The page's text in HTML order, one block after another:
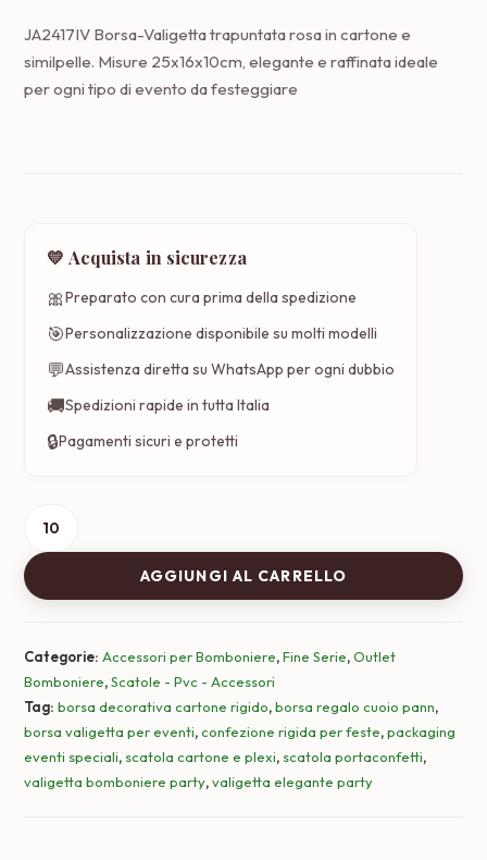
12,90 €.
6,00 €.
JA2417IV Borsa-Valigetta trapuntata rosa in cartone e
similpelle. Misure 25x16x10cm, elegante e raffinata ideale
per ogni tipo di evento da festeggiare
💛 Acquista in sicurezza
🎀Preparato con cura prima della spedizione
🎯Personalizzazione disponibile su molti modelli
💬Assistenza diretta su WhatsApp per ogni dubbio
🚚Spedizioni rapide in tutta Italia
🔒Pagamenti sicuri e protetti
Borsa-
Valigetta
trapuntata
in
cartone
e
similpelle
quantità
AGGIUNGI AL CARRELLO
Categorie:Accessori per Bomboniere,Fine Serie,Outlet
Bomboniere,Scatole - Pvc - Accessori
Tag:borsa decorativa cartone rigido,borsa regalo cuoio pann,
borsa valigetta per eventi,confezione rigida per feste,packaging
eventi speciali, scatola cartone e plexi, scatola portaconfetti,
valigetta bomboniere party,valigetta elegante party